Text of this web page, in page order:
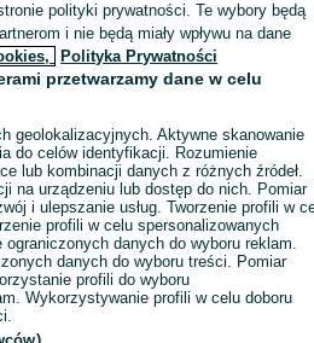
Wyświetlenia:
Wyślij wiadomość
polityki prywatności. Te wybory będą
i nie będą miały wpływu na dane
Polityka Prywatności
przetwarzamy dane w celu
geolokalizacyjnych. Aktywne skanowanie
do celów identyfikacji. Rozumienie
lub kombinacji danych z różnych źródeł.
na urządzeniu lub dostęp do nich. Pomiar
i ulepszanie usług. Tworzenie profili w
profili w celu spersonalizowanych
danych do wyboru reklam.
danych do wyboru treści. Pomiar
profili do wyboru
Wykorzystywanie profili w celu doboru